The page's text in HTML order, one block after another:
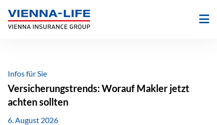
Inhalt
springen
Infos für Sie
Versicherungstrends: Worauf Makler jetzt
achten sollten
6. August 2026